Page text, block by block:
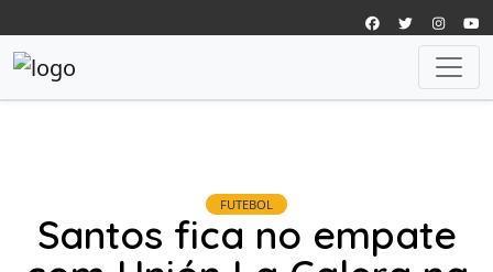
FUTEBOL
Santos fica no empate